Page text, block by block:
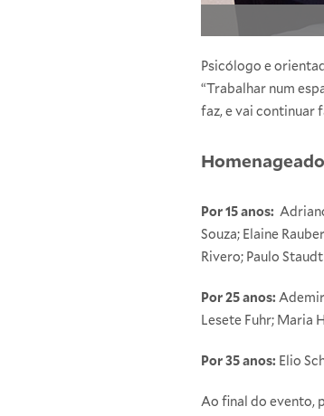
Psicólogo e
“Trabalhar num
faz, e vai continuar
Por 15 anos:
Souza; Elaine
Rivero; Paulo
Por 25 anos:
Lesete Fuhr; Maria
Por 35 anos: Elio
Ao final do evento,